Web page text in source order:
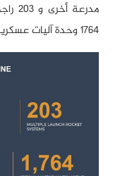
1764 وحدة آليات عسكرية خاصة.